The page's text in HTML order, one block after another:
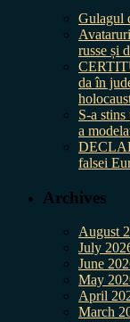
Gulagul
russe și
da în
S-a
a
falsei
Archives
August
July
June
May
April
March